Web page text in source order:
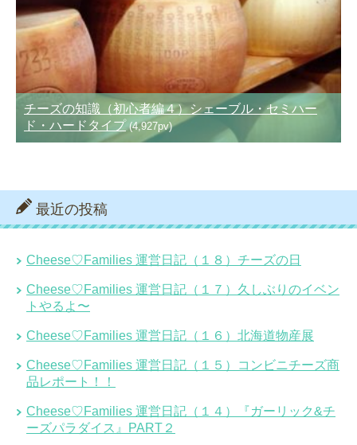
チーズの知識（初心者編４）シェーブル・セミハー
ド・ハードタイプ(4,927pv)
最近の投稿
Cheese♡Families 運営日記（１８）チーズの日
Cheese♡Families 運営日記（１７）久しぶりのイベン
トやるよ〜
Cheese♡Families 運営日記（１６）北海道物産展
Cheese♡Families 運営日記（１５）コンビニチーズ商
品レポート！！
Cheese♡Families 運営日記（１４）『ガーリック&チ
ーズパラダイス』PART２